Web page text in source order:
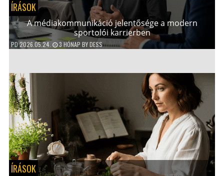
ÍRÁSOK
A médiakommunikáció jelentősége a modern
sportolói karrierben
PD2026.05.24. 3 HÓNAP BYDESS
ÍRÁSOK